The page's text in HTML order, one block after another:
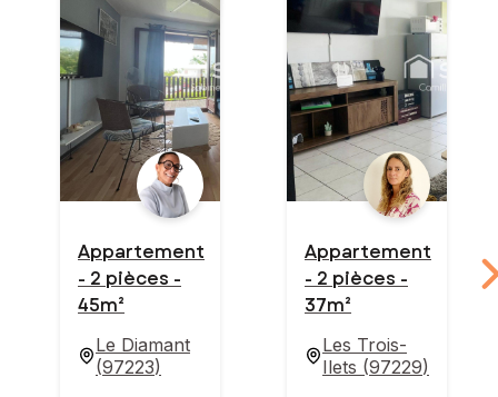
Appartement
- 2 pièces -
45m²
Le Diamant
(97223)
Appartement
- 2 pièces -
37m²
Les Trois-
Ilets (97229)